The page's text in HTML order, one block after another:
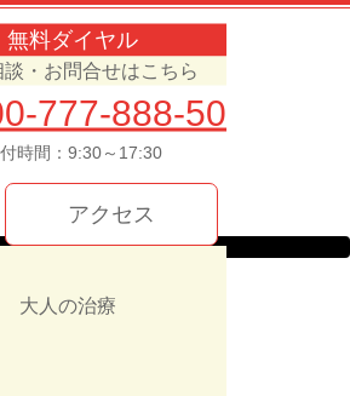
無料ダイヤル
・お問合せはこちら
777-888-50
時間：9:30～17:30
大人の治療
アクセス